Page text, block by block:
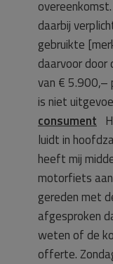
daarbij
gebruikte
daarvoor door
van € 5.900,–
is niet
consument
luidt in
heeft mij
motorfiets
gereden met
afgesproken
weten of de
offerte.